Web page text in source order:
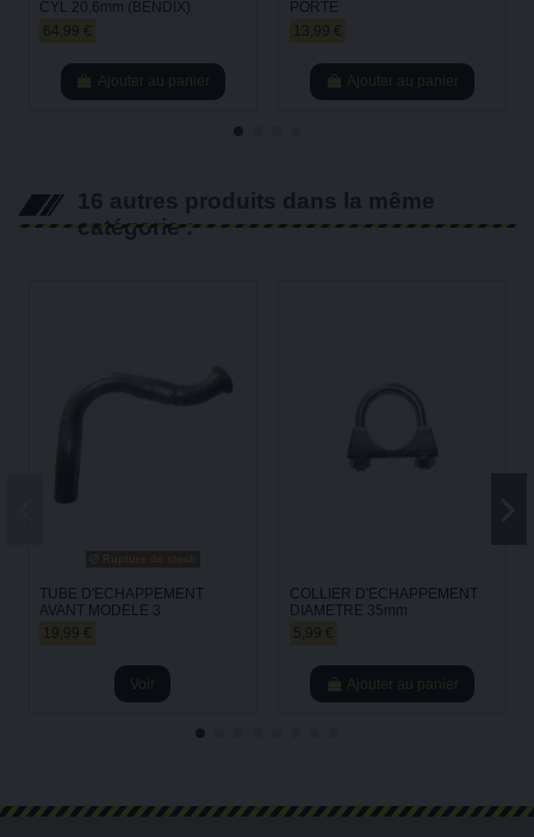
CYL 20,6mm (BENDIX)
64,99 €
Ajouter au panier
PORTE
13,99 €
Ajouter au panier
16 autres produits dans la même
catégorie :
TUBE D'ECHAPPEMENT
AVANT MODELE 3
19,99 €
Voir
COLLIER D'ECHAPPEMENT
DIAMETRE 35mm
5,99 €
Ajouter au panier